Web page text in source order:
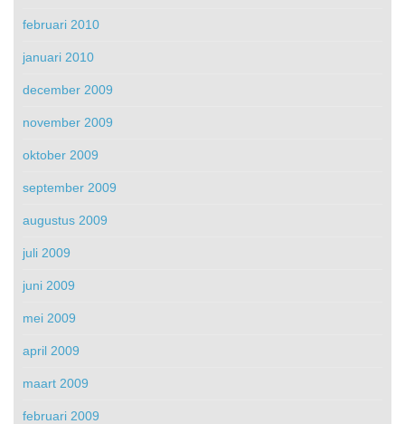
februari 2010
januari 2010
december 2009
november 2009
oktober 2009
september 2009
augustus 2009
juli 2009
juni 2009
mei 2009
april 2009
maart 2009
februari 2009